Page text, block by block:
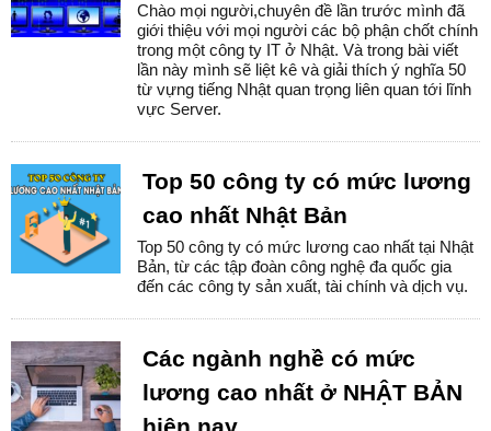
Chào mọi người,chuyên đề lần trước mình đã
giới thiệu với mọi người các bộ phận chốt chính
trong một công ty IT ở Nhật. Và trong bài viết
lần này mình sẽ liệt kê và giải thích ý nghĩa 50
từ vựng tiếng Nhật quan trọng liên quan tới lĩnh
vực Server.
Top 50 công ty có mức lương
cao nhất Nhật Bản
Top 50 công ty có mức lương cao nhất tại Nhật
Bản, từ các tập đoàn công nghệ đa quốc gia
đến các công ty sản xuất, tài chính và dịch vụ.
Các ngành nghề có mức
lương cao nhất ở NHẬT BẢN